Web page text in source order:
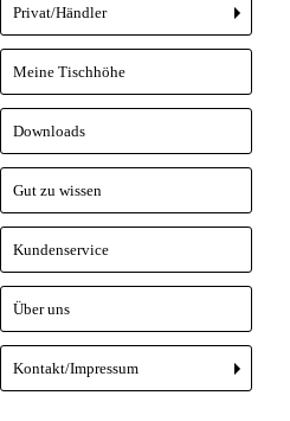
+
Privat/Händler
Meine Tischhöhe
Downloads
Gut zu wissen
Kundenservice
Über uns
+
Kontakt/Impressum